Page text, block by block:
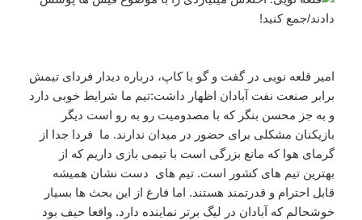
امیر قلعه نویی در گفت و گو با کاپ، درباره دیدار فردای تیمش
برابر صنعت نفت آبادان اظهار داشت:تیم ما شرایط خوبی دارد
و به جز محسن بنگر که با مصدومیت رو به رو است دیگر
بازیکنان مشکلی برای حضور در میدان ندارند. ما فردا جدا از
گرمای هوا که مانع بزرگی است با تیمی بازی داریم که از
بهترین تیم های کشور است. تیم های دست نشان همیشه
قابل احترام و قدرتمند هستند. اما فارغ از این بحث ها بسیار
خوشحالم که آبادان در لیگ برتر نماینده دارد. واقعا حیف بود